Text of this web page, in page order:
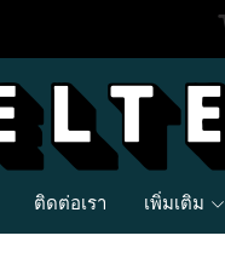
ติดต่อเรา เพิ่มเติม